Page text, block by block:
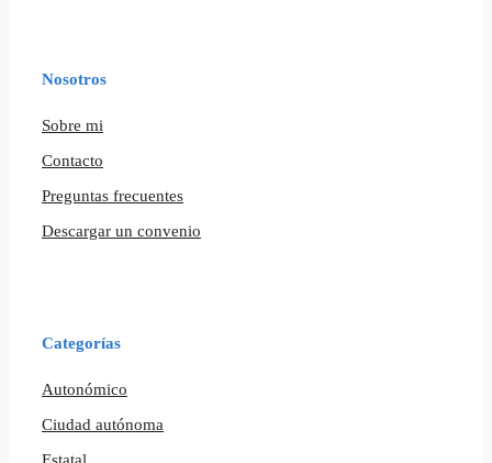
Nosotros
Sobre mi
Contacto
Preguntas frecuentes
Descargar un convenio
Categorías
Autonómico
Ciudad autónoma